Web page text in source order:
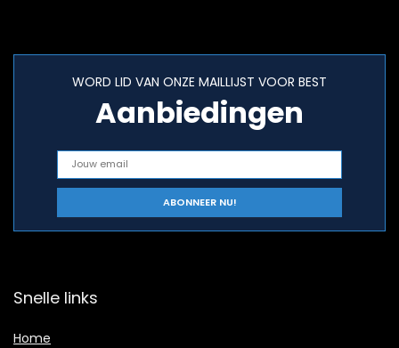
WORD LID VAN ONZE MAILLIJST VOOR BEST
Aanbiedingen
Snelle links
Home